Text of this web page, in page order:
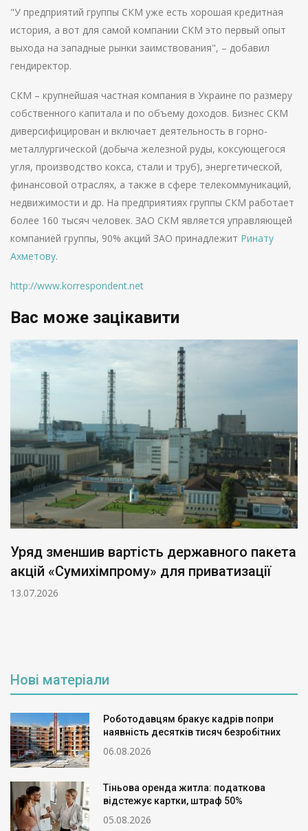
"У предприятий группы СКМ уже есть хорошая кредитная
история, а вот для самой компании СКМ это первый опыт
выхода на западные рынки заимствования", – добавил
гендиректор.
СКМ – крупнейшая частная компания в Украине по размеру
собственного капитала и по объему доходов. Бизнес СКМ
диверсифицирован и включает деятельность в горно-
металлургической (добыча железной руды, коксующегося
угля, производство кокса, стали и труб), энергетической,
финансовой отраслях, а также в сфере телекоммуникаций,
недвижимости и др. На предприятиях группы СКМ работает
более 160 тысяч человек. ЗАО СКМ является управляющей
компанией группы, 90% акций ЗАО принадлежит Ринату
Ахметову.
http://www.korrespondent.net
Вас може зацікавити
Уряд зменшив вартість державного пакета
акцій «Сумихімпрому» для приватизації
13.07.2026
Нові матеріали
Роботодавцям бракує кадрів попри
наявність десятків тисяч безробітних
06.08.2026
Тіньова оренда житла: податкова
відстежує картки, штраф 50%
05.08.2026